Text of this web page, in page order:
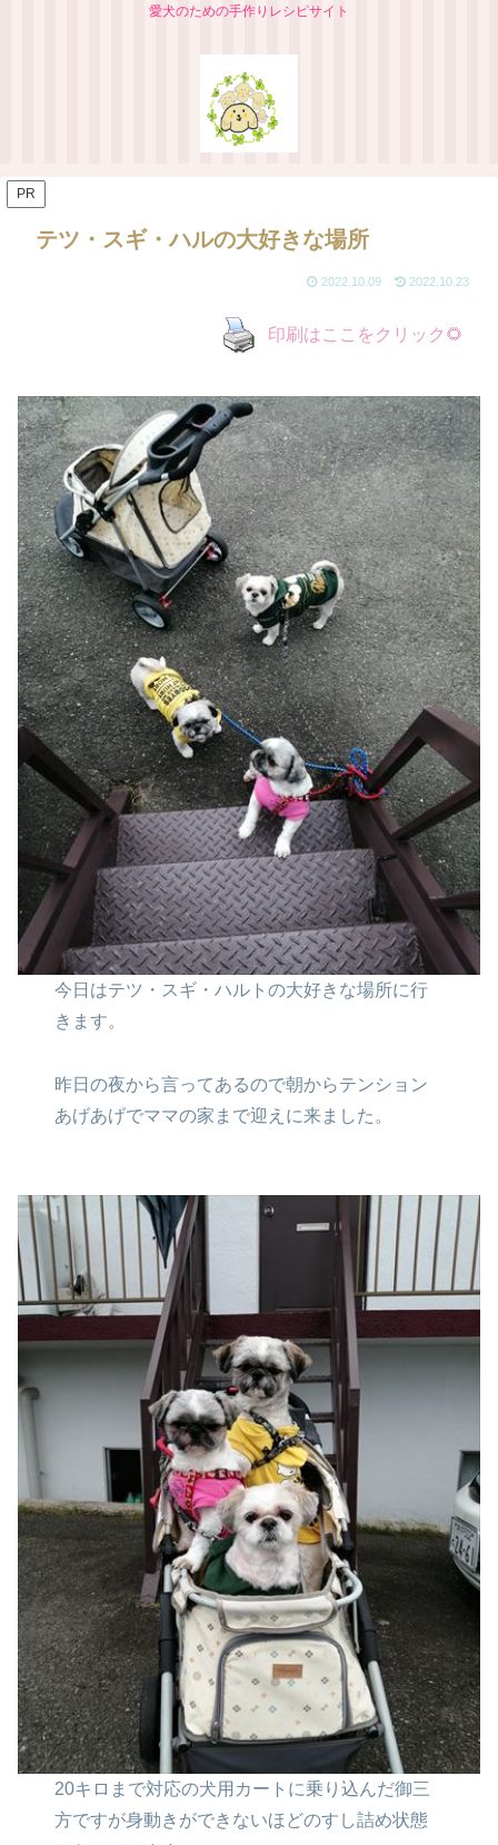
愛犬のための手作りレシピサイト
PR
テツ・スギ・ハルの大好きな場所
2022.10.09 2022.10.23
印刷はここをクリック🌻
今日はテツ・スギ・ハルトの大好きな場所に行
きます。
昨日の夜から言ってあるので朝からテンション
あげあげでママの家まで迎えに来ました。
20キロまで対応の犬用カートに乗り込んだ御三
方ですが身動きができないほどのすし詰め状態